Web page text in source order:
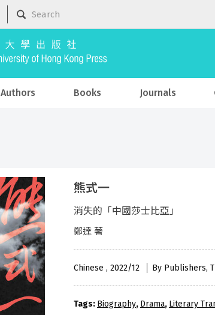
Authors Books Journals
熊式一
消失的「中國莎士比亞」
鄭達 著
Chinese , 2022/12 By Publishers,
Tags: Biography, Drama, Literary